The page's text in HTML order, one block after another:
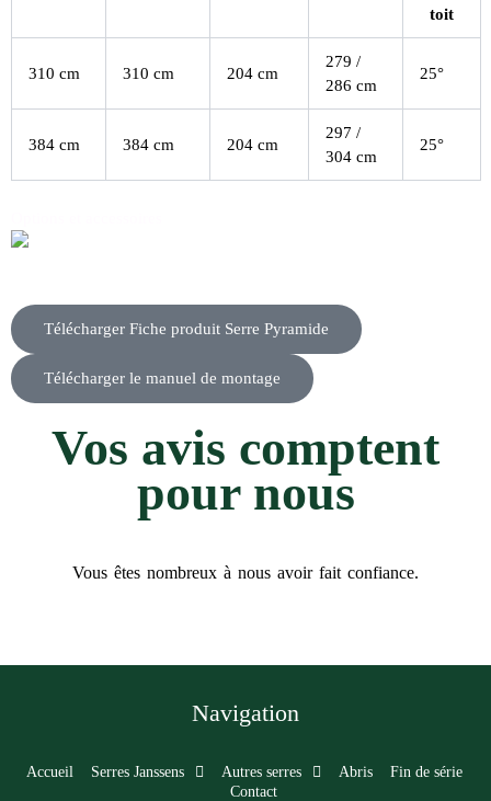
toit
310 cm 310 cm 204 cm
279 /
286 cm
25°
384 cm 384 cm 204 cm
297 /
304 cm
25°
Télécharger Fiche produit Serre Pyramide
Télécharger le manuel de montage
Vos avis comptent
pour nous​
Vous êtes nombreux à nous avoir fait confiance.
Navigation
Accueil Serres Janssens Autres serres Abris
Fin de série
Contact